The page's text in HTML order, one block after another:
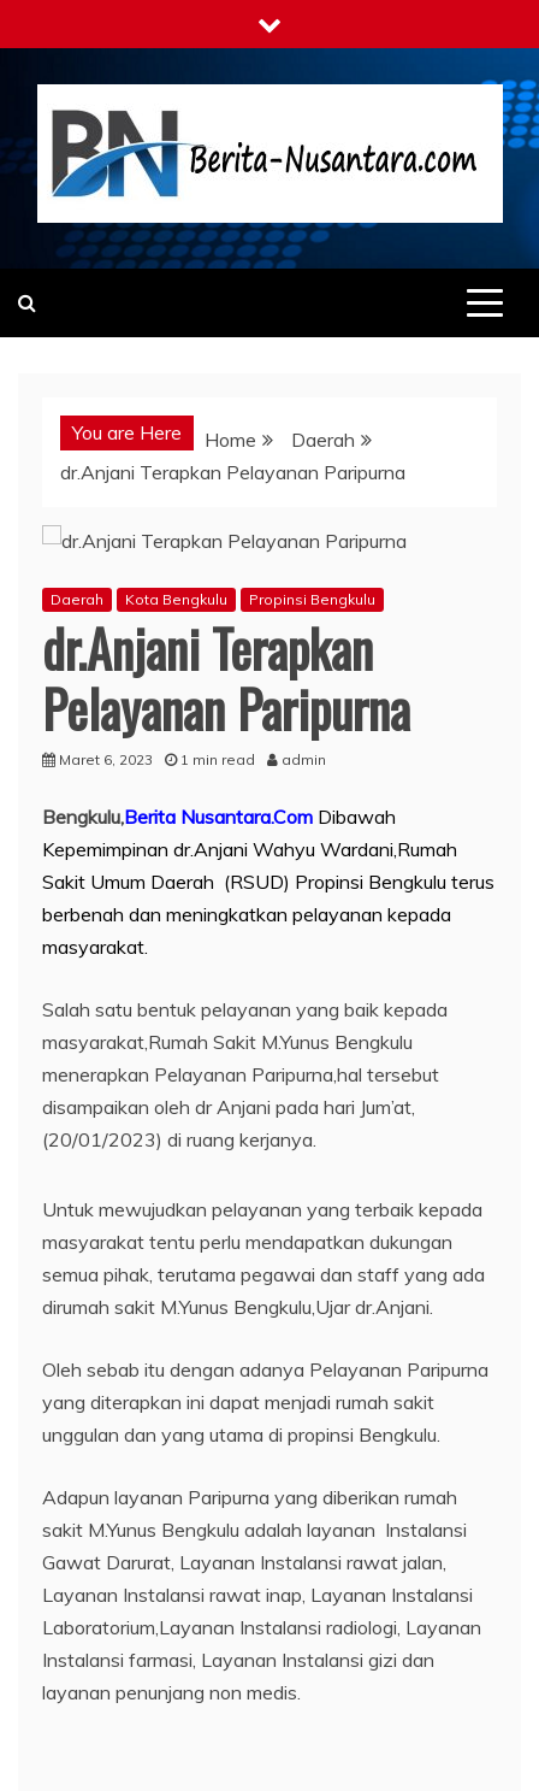
to
content
Berita-nusantara.com
Kabar Nusantara Terpercaya
You are Here Home
Daerah
dr.Anjani Terapkan Pelayanan Paripurna
Daerah Kota Bengkulu Propinsi Bengkulu
dr.Anjani Terapkan
Pelayanan Paripurna
Maret 6, 2023 1 min read admin
Bengkulu,Berita Nusantara.Com Dibawah
Kepemimpinan dr.Anjani Wahyu Wardani,Rumah
Sakit Umum Daerah (RSUD) Propinsi Bengkulu terus
berbenah dan meningkatkan pelayanan kepada
masyarakat.
Salah satu bentuk pelayanan yang baik kepada
masyarakat,Rumah Sakit M.Yunus Bengkulu
menerapkan Pelayanan Paripurna,hal tersebut
disampaikan oleh dr Anjani pada hari Jum’at,
(20/01/2023) di ruang kerjanya.
Untuk mewujudkan pelayanan yang terbaik kepada
masyarakat tentu perlu mendapatkan dukungan
semua pihak, terutama pegawai dan staff yang ada
dirumah sakit M.Yunus Bengkulu,Ujar dr.Anjani.
Oleh sebab itu dengan adanya Pelayanan Paripurna
yang diterapkan ini dapat menjadi rumah sakit
unggulan dan yang utama di propinsi Bengkulu.
Adapun layanan Paripurna yang diberikan rumah
sakit M.Yunus Bengkulu adalah layanan Instalansi
Gawat Darurat, Layanan Instalansi rawat jalan,
Layanan Instalansi rawat inap, Layanan Instalansi
Laboratorium,Layanan Instalansi radiologi, Layanan
Instalansi farmasi, Layanan Instalansi gizi dan
layanan penunjang non medis.